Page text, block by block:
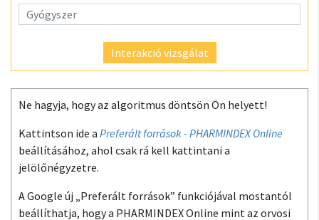
Interakció vizsgálat
Ne hagyja, hogy az algoritmus döntsön Ön helyett!
Kattintson ide a Preferált források - PHARMINDEX Online
beállításához, ahol csak rá kell kattintani a
jelölőnégyzetre.
A Google új „Preferált források” funkciójával mostantól
beállíthatja, hogy a PHARMINDEX Online mint az orvosi